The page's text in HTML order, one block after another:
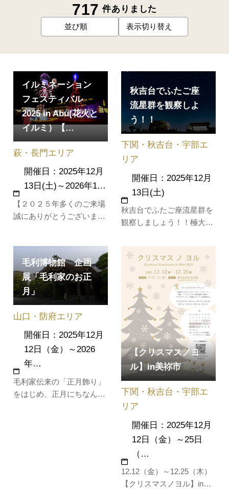
717 件ありました
並び順 表示切り替え
イルミネーション
フェスティバル
2025 in Abu(花火と
イルミ）【…
【２０２５年多くのご来場
誠にありがとうございまし
らの点灯式では、①冬の夜
空を彩る打ち上げミュージ
ック花火②「チョコマシュ
マロホットココア」無料配
布！③ゲストには「中村
健太朗」などなど、心もお
萩・長門エリア
開催日：2025年12月
13日(土)～2026年1…
秋吉台でふたご座
流星群を観察しよ
う！！
秋吉台でふたご座流星群を
観察しましょう！！極大夜
から14日明け方にかけて
も、かなり多くの流星が見
えることが予想されます。
極大夜は14日の夜中ですが
大きな流星が流れるときっ
と見えるはずです。皆様の
ご参加お待ちしておりま
す。 ■ …
下関・秋吉台・宇部エ
リア
開催日：2025年12月
13日(土)
毛利博物館 企画
展「毛利家のお正
月」
毛利家伝来の「正月飾り」
をはじめ、正月にちなん
山口・防府エリア
開催日：2025年12月
12日（金）～2026
年…
【クリスマスノヨ
ル】in美祢市
12.12（金）～12.25（木）
【クリスマスノヨル】in美
下関・秋吉台・宇部エ
リア
開催日：2025年12月
12日（金）～25日
（…